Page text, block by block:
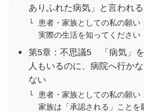
ありふれた病気」と言われる
患者・家族としての私の願い
実際の生活を知ってください
第5章：不思議5 「病気」
人もいるのに、病院へ行か
ない
患者・家族としての私の願い
家族は「承認される」ことを